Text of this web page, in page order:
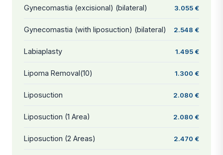
Gynecomastia (excisional) (bilateral) 3.055 €
Gynecomastia (with liposuction) (bilateral) 2.548 €
Labiaplasty 1.495 €
Lipoma Removal(10) 1.300 €
Liposuction 2.080 €
Liposuction (1 Area) 2.080 €
Liposuction (2 Areas) 2.470 €